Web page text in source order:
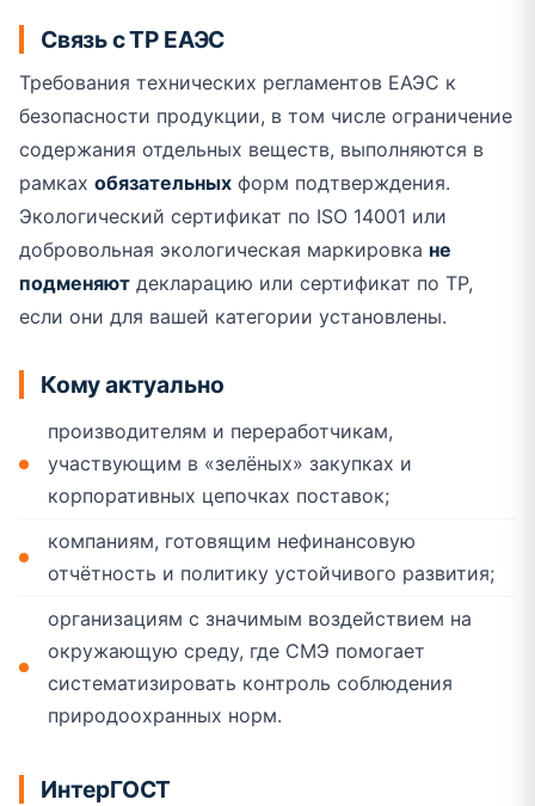
Связь с ТР ЕАЭС
Требования технических регламентов ЕАЭС к
безопасности продукции, в том числе ограничение
содержания отдельных веществ, выполняются в
рамках обязательных форм подтверждения.
Экологический сертификат по ISO 14001 или
добровольная экологическая маркировка не
подменяют декларацию или сертификат по ТР,
если они для вашей категории установлены.
Кому актуально
производителям и переработчикам,
участвующим в «зелёных» закупках и
корпоративных цепочках поставок;
компаниям, готовящим нефинансовую
отчётность и политику устойчивого развития;
организациям с значимым воздействием на
окружающую среду, где СМЭ помогает
систематизировать контроль соблюдения
природоохранных норм.
ИнтерГОСТ